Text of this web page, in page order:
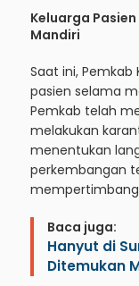
Keluarga
Mandiri
Saat ini,
pasien selama
Pemkab telah
melakukan
menentukan
perkembangan
Baca juga:
Hanyut di
Ditemukan